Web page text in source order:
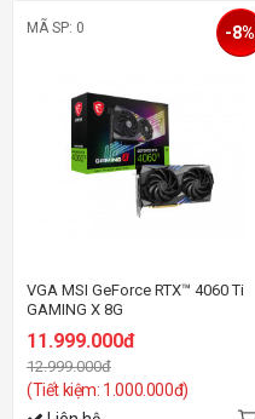
MÃ SP: 0
VGA MSI GeForce RTX™ 4060 Ti
GAMING X 8G
11.999.000đ
12.999.000đ
(Tiết kiệm: 1.000.000đ)
-8%